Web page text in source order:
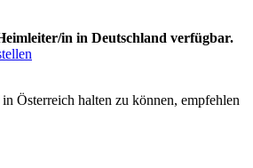
in in Deutschland verfügbar.
Österreich halten zu können, empfehlen